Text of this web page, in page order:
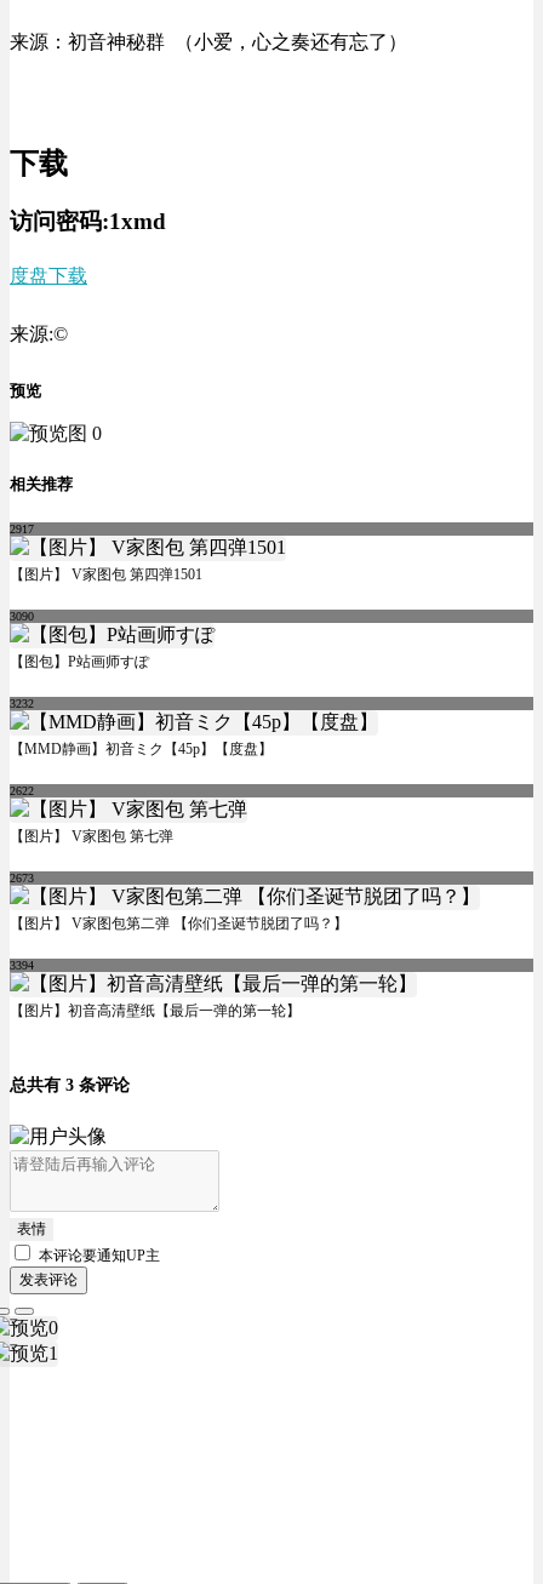
来源：初音神秘群 （小爱，心之奏还有忘了）
下载
访问密码:1xmd
度盘下载
来源:©
预览
相关推荐
2917
【图片】 V家图包 第四弹1501
3090
【图包】P站画师すぽ
3232
【MMD静画】初音ミク【45p】【度盘】
2622
【图片】 V家图包 第七弹
2673
【图片】 V家图包第二弹 【你们圣诞节脱团了吗？】
3394
【图片】初音高清壁纸【最后一弹的第一轮】
总共有 3 条评论
表情
本评论要通知UP主
发表评论